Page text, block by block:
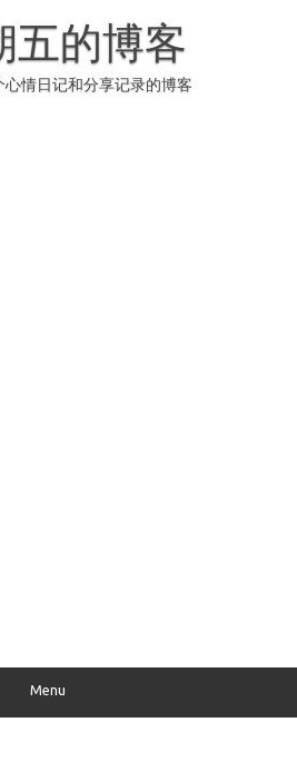
五的博客
心情日记和分享记录的博客
Menu